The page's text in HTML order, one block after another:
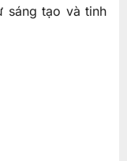
sáng tạo và tinh